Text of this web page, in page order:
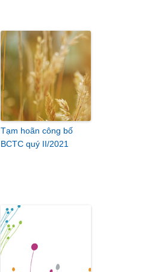
Tạm hoãn công bố
BCTC quý II/2021